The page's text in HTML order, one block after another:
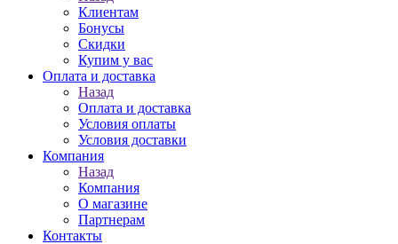
Клиентам
Бонусы
Скидки
Купим у вас
Оплата и доставка
Назад
Оплата и доставка
Условия оплаты
Условия доставки
Компания
Назад
Компания
О магазине
Партнерам
Контакты